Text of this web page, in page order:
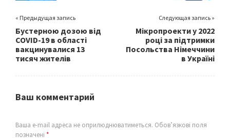
« Предыдущая запись
Бустерною дозою від
COVID-19 в області
вакцинувалися 13
тисяч жителів
Следующая запись »
Мікропроекти у 2022
році за підтримки
Посольства Німеччини
в Україні
Ваш комментарий
Ваша e-mail адреса не оприлюднюватиметься. Обов’язкові поля
позначені *